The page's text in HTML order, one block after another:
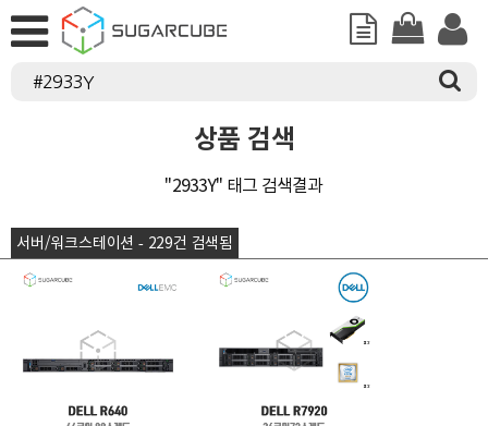
상품 검색
"2933Y" 태그 검색결과
서버/워크스테이션 - 229건 검색됨